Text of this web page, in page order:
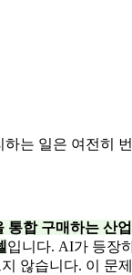
는 일은 여전히
통합 구매하는 산
입니다. AI가 등장
않습니다. 이 문